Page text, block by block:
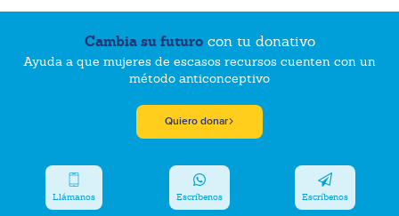
Cambia su futurocon tu donativo
Ayuda a que mujeres de escasos recursos cuenten con un
método anticonceptivo
Quiero donar
Llámanos Escríbenos Escríbenos